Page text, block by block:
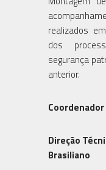
realizados
dos
segurança
anterior.
Coordenador
Direção
Brasiliano